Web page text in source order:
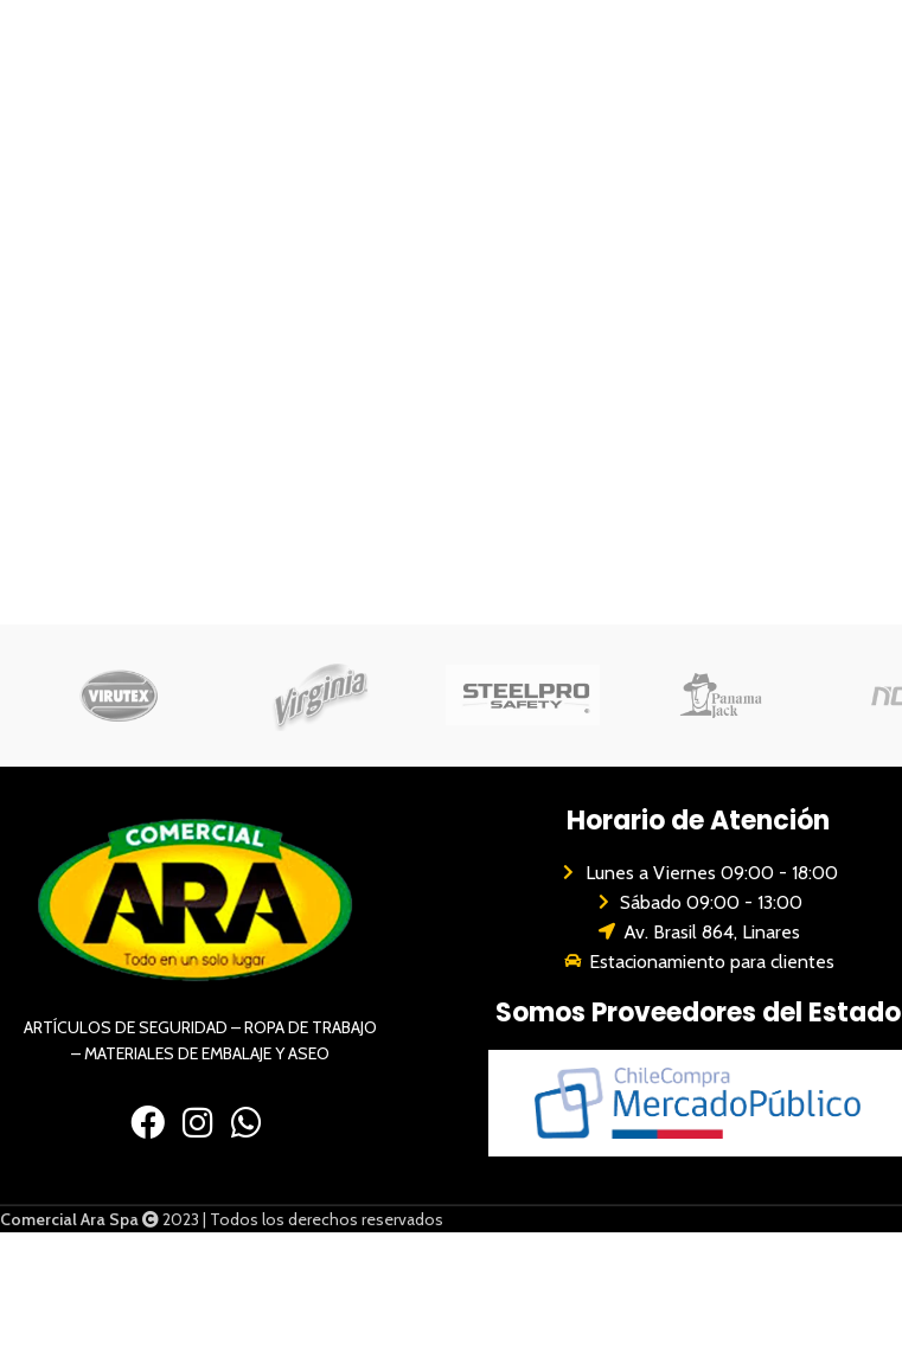
ARTÍCULOS DE SEGURIDAD – ROPA DE TRABAJO
– MATERIALES DE EMBALAJE Y ASEO
Horario de Atención
Lunes a Viernes 09:00 - 18:00
Sábado 09:00 - 13:00
Av. Brasil 864, Linares
Estacionamiento para clientes
Somos Proveedores del Estado
Comercial Ara Spa 2023 | Todos los derechos reservados